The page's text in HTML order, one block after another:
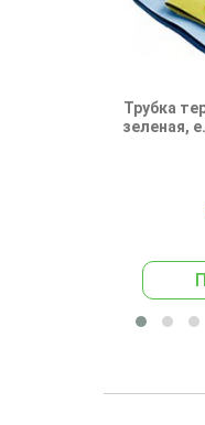
Трубка
зеленая,